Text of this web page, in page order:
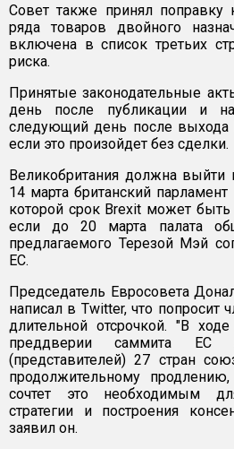
Совет также принял поправку
ряда товаров двойного
включена в список третьих
риска.
Принятые законодательные
день после публикации и
следующий день после выхода
если это произойдет без сделки.
Великобритания должна выйти
14 марта британский парламент
которой срок Brexit может
если до 20 марта палата
предлагаемого Терезой Мэй
ЕС.
Председатель Евросовета
написал в Twitter, что попросит
длительной отсрочкой. "В
преддверии саммита ЕС
(представителей) 27 стран
продолжительному
сочтет это необходимым
стратегии и построения
заявил он.